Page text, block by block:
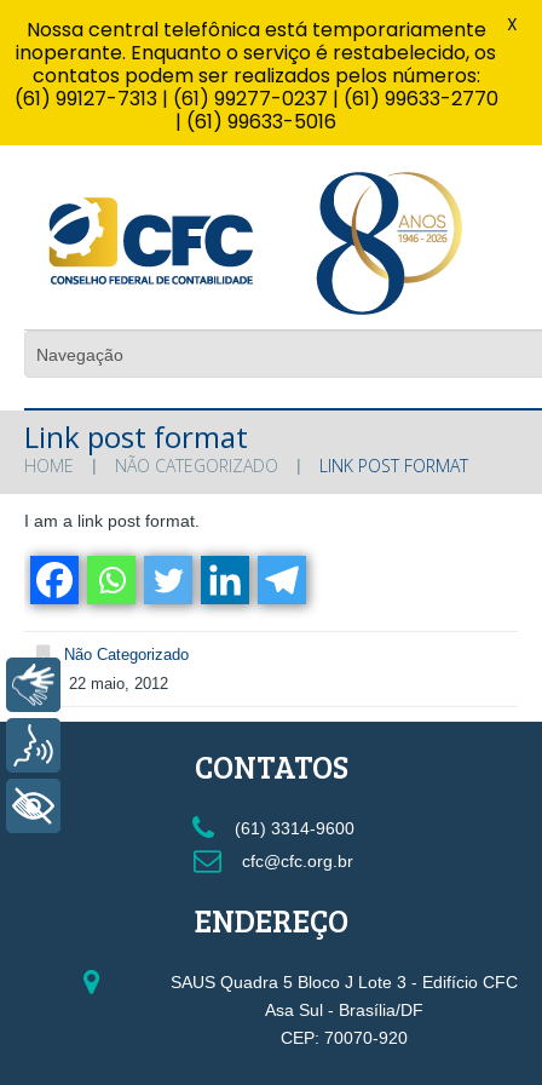
Link post format
HOME NÃO CATEGORIZADO LINK POST FORMAT
I am a link post format.
Não Categorizado
22 maio, 2012
CONTATOS
(61) 3314-9600
cfc@cfc.org.br
ENDEREÇO
SAUS Quadra 5 Bloco J Lote 3 - Edifício CFC
Asa Sul - Brasília/DF
CEP: 70070-920
Nossa central telefônica está temporariamente
inoperante. Enquanto o serviço é restabelecido, os
contatos podem ser realizados pelos números:
(61) 99127-7313 | (61) 99277-0237 | (61) 99633-2770
| (61) 99633-5016
X
Libras